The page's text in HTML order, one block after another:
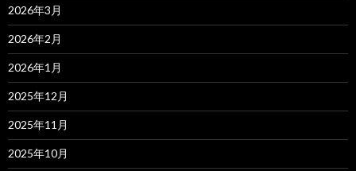
2026年3月
2026年2月
2026年1月
2025年12月
2025年11月
2025年10月